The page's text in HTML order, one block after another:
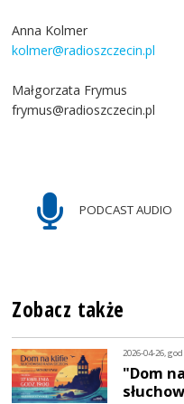
Anna Kolmer
kolmer@radioszczecin.pl
Małgorzata Frymus
frymus@radioszczecin.pl
PODCAST AUDIO
Zobacz także
2026-04-26,
"Dom